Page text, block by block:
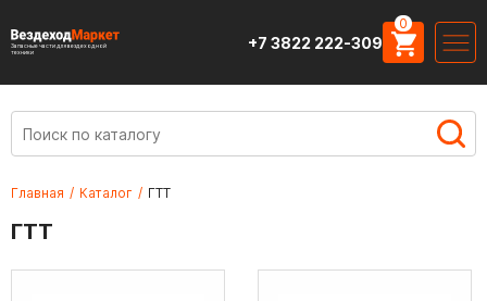
Запасные части для вездеходной
техники
+7 3822 222-309
0
Главная / Каталог / ГТТ
ГТТ